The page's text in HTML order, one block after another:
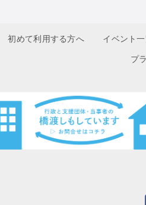
初めて利用する方へ イベント
プ